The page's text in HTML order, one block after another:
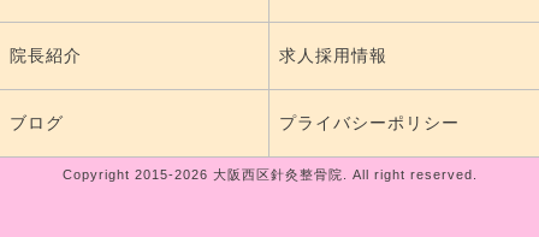
院長紹介 求人採用情報
ブログ プライバシーポリシー
Copyright 2015-2026 大阪西区針灸整骨院. All right reserved.